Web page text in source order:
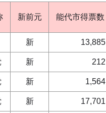
新前元 能代市得票数
新 13,885
新 212
新 1,564
新 17,701